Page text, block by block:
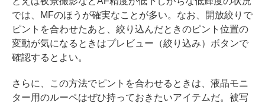
では、MFのほうが確実なことが多い。なお、開放絞りで
ピントを合わせたあと、絞り込んだときのピント位置の
変動が気になるときはプレビュー（絞り込み）ボタンで
確認するとよい。
さらに、この方法でピントを合わせるときは、液晶モニ
ター用のルーペはぜひ持っておきたいアイテムだ。被写